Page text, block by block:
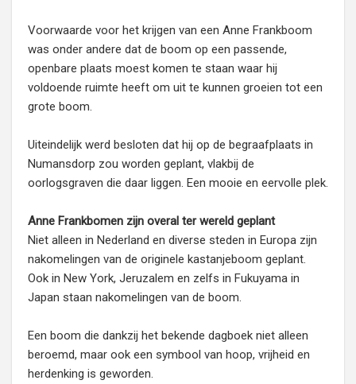
Voorwaarde voor het krijgen van een Anne Frankboom
was onder andere dat de boom op een passende,
openbare plaats moest komen te staan waar hij
voldoende ruimte heeft om uit te kunnen groeien tot een
grote boom.
Uiteindelijk werd besloten dat hij op de begraafplaats in
Numansdorp zou worden geplant, vlakbij de
oorlogsgraven die daar liggen. Een mooie en eervolle plek.
Anne Frankbomen zijn overal ter wereld geplant
Niet alleen in Nederland en diverse steden in Europa zijn
nakomelingen van de originele kastanjeboom geplant.
Ook in New York, Jeruzalem en zelfs in Fukuyama in
Japan staan nakomelingen van de boom.
Een boom die dankzij het bekende dagboek niet alleen
beroemd, maar ook een symbool van hoop, vrijheid en
herdenking is geworden.